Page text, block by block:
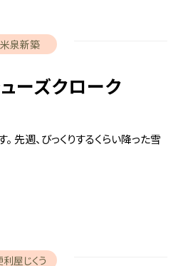
米泉新築
ーズクローク
先週、びっくりするくらい降った雪
屋じくう